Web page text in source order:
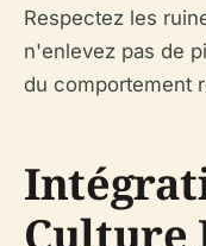
Respectez les
n'enlevez pas de
du comportement